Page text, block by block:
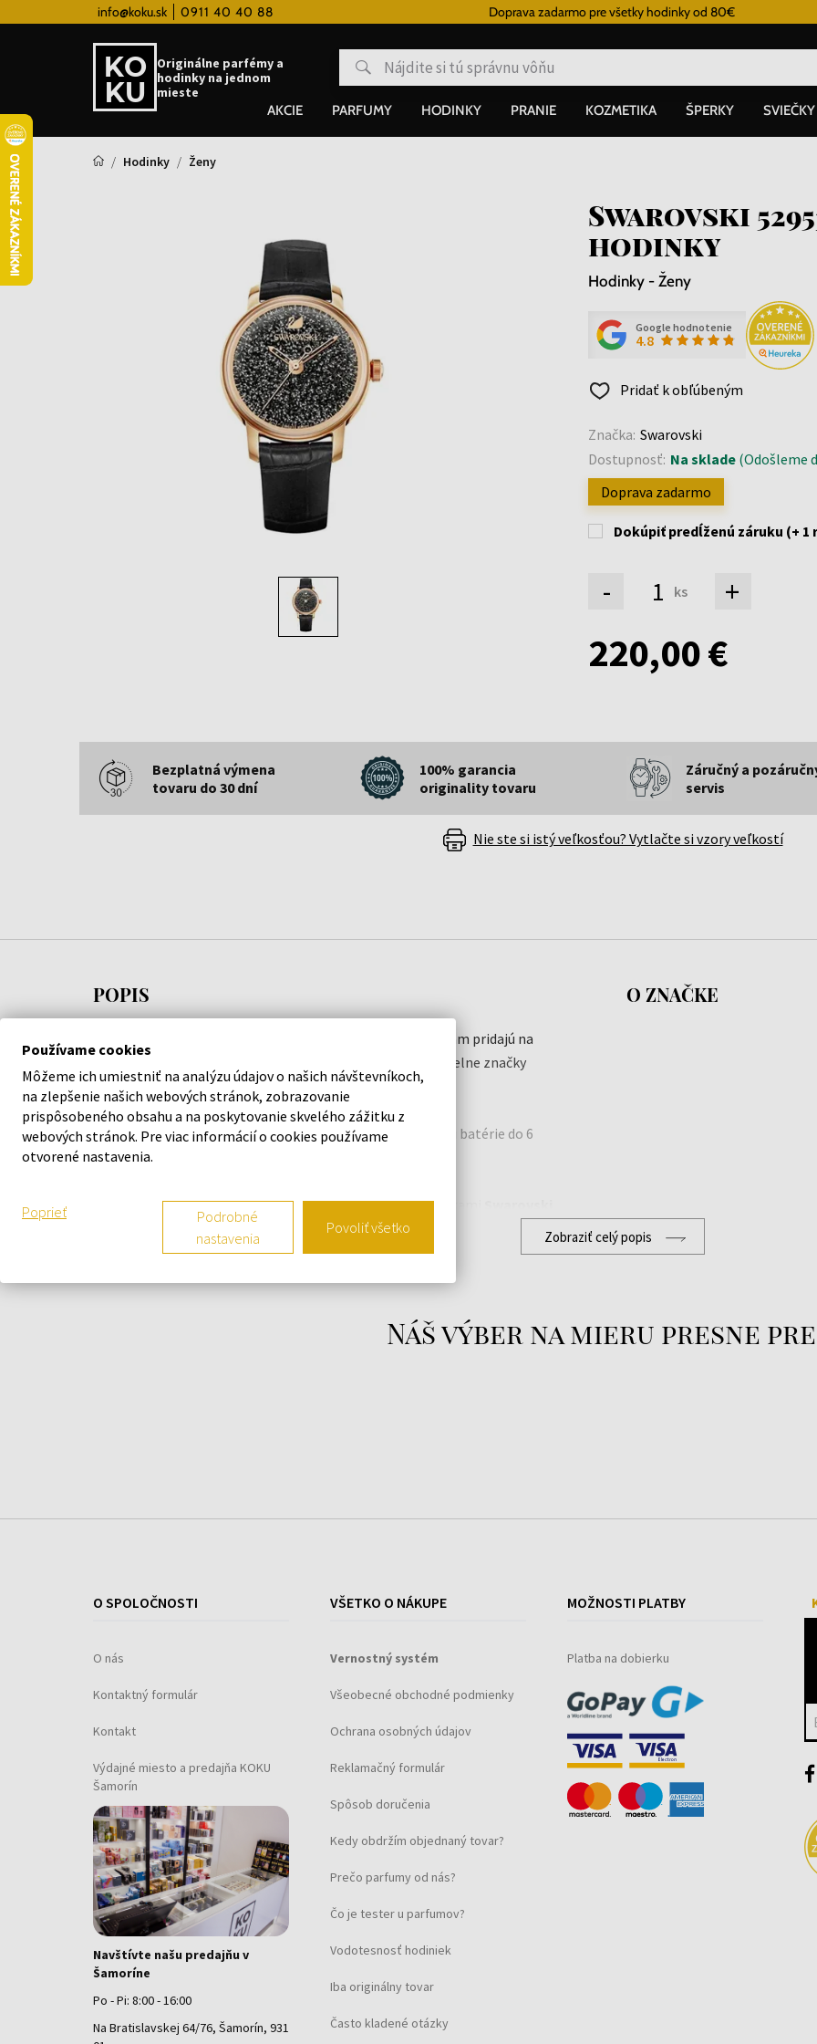
info@koku.sk 0911 40 40 88Vernostný systém Doprava zadarmo pre všetky hodinky od 80€
Originálne parfémy a
hodinky na jednom
mieste
AKCIE PARFUMY HODINKY PRANIE KOZMETIKA ŠPERKY SVIEČKY
Hodinky Ženy
Swarovski
hodinky
Hodinky - Ženy
Google hodnotenie
4.8
Pridať k obľúbeným
Značka: Swarovski
Dostupnosť: Na sklade(Odošleme
Doprava zadarmo
Dokúpiť predĺženú záruku (+ 1
- ks +
220,00 €
Bezplatná výmena
tovaru do 30 dní
100% garancia
originality tovaru
Záručný a
servis
Nie ste si istý veľkosťou? Vytlačte si vzory veľkostí
POPIS
vám pridajú na
elegancii a podporia váš štýl. S kvalitným spracovaním z dielne značky
Swarovski sa nemusíte obávať, že stúpite vedľa.
Garantujeme 100 % originalitu tovaru a bezplatnú výmenu batérie do 6
mesiacov. Za produktmi v našej ponuke si stojíme.
Tak neváhajte a vyšperkujte váš štýl s náramkovými hodinkami
O ZNAČKE
Zobraziť celý popis
Náš výber na mieru presne pre
O SPOLOČNOSTI
O nás
Kontaktný formulár
Kontakt
Výdajné miesto a predajňa KOKU
Šamorín
Navštívte našu predajňu v
Šamoríne
Po - Pi: 8:00 - 16:00
Na Bratislavskej 64/76, Šamorín, 931
VŠETKO O NÁKUPE
Vernostný systém
Všeobecné obchodné podmienky
Ochrana osobných údajov
Reklamačný formulár
Spôsob doručenia
Kedy obdržím objednaný tovar?
Prečo parfumy od nás?
Čo je tester u parfumov?
Vodotesnosť hodiniek
Iba originálny tovar
Často kladené otázky
MOŽNOSTI PLATBY
Platba na dobierku
Používame cookies
Môžeme ich umiestniť na analýzu údajov o našich návštevníkoch,
na zlepšenie našich webových stránok, zobrazovanie
prispôsobeného obsahu a na poskytovanie skvelého zážitku z
webových stránok. Pre viac informácií o cookies používame
otvorené nastavenia.
Poprieť
Podrobné
nastavenia
Povoliť všetko